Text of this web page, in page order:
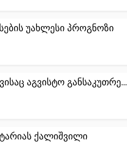
უახლესი პროგნოზი
აგვისტო განსაკუთრე...
ქალიშვილი